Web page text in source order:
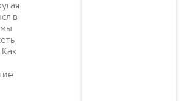
в
мы
Как